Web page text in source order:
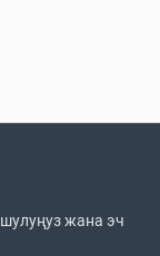
жана эч